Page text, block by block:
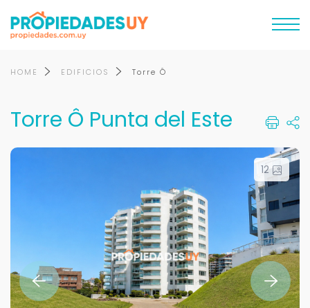
HOME EDIFICIOS Torre Ô
Torre Ô Punta del Este
12